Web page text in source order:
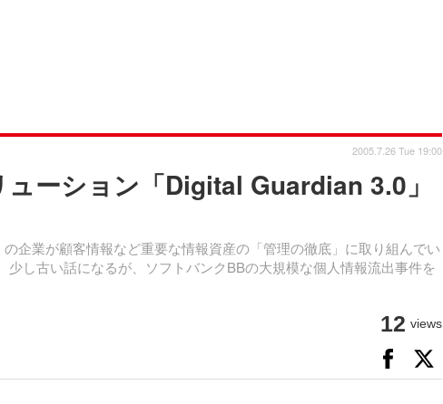
ーション「Digital Guardian 3.0」
企業が顧客情報など重要な情報資産の「管理の徹底」に取り組んでい
し古い話になるが、ソフトバンクBBの大規模な個人情報流出事件を
2005.7.26 Tue 19:00
12 views